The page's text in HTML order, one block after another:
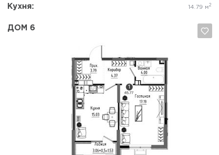
Кухня: 14.79 м 2
ДОМ 6
Да, удалить Отмена